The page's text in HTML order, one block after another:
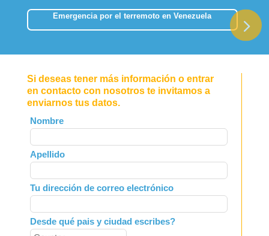
Emergencia por el terremoto en Venezuela
Si deseas tener más información o entrar
en contacto con nosotros te invitamos a
enviarnos tus datos.
Leave
this
field
blank
Nombre
Apellido
Tu dirección de correo electrónico
Desde qué pais y ciudad escribes?